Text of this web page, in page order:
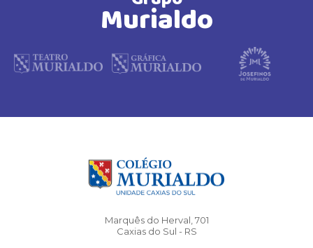
Murialdo
Marquês do Herval, 701
Caxias do Sul - RS